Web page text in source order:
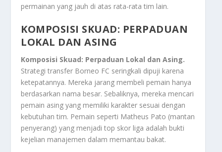
permainan yang jauh di atas rata-rata tim lain.
KOMPOSISI SKUAD: PERPADUAN
LOKAL DAN ASING
Komposisi Skuad: Perpaduan Lokal dan Asing.
Strategi transfer Borneo FC seringkali dipuji karena
ketepatannya. Mereka jarang membeli pemain hanya
berdasarkan nama besar. Sebaliknya, mereka mencari
pemain asing yang memiliki karakter sesuai dengan
kebutuhan tim. Pemain seperti Matheus Pato (mantan
penyerang) yang menjadi top skor liga adalah bukti
kejelian manajemen dalam memantau bakat.